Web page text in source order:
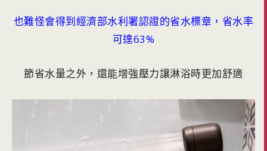
也難怪會得到經濟部水利署認證的省水標章，省水率
可達63%
節省水量之外，還能增強壓力讓淋浴時更加舒適